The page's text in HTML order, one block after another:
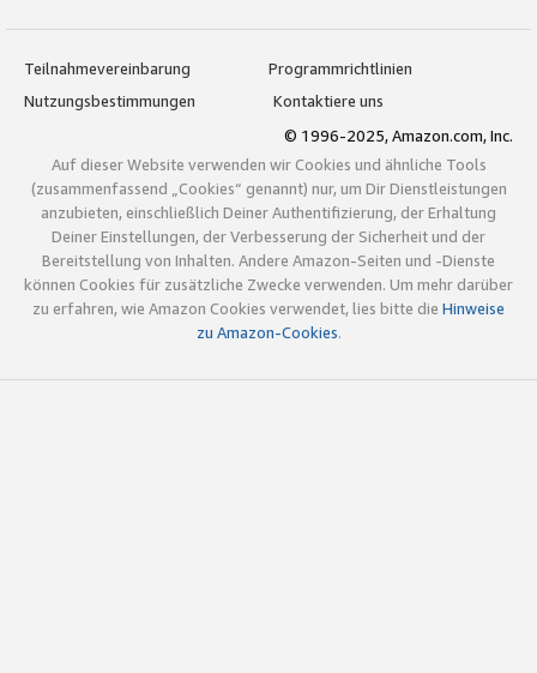
Teilnahmevereinbarung
Programmrichtlinien
Nutzungsbestimmungen
Kontaktiere uns
© 1996-2025, Amazon.com, Inc.
Auf dieser Website verwenden wir Cookies und ähnliche Tools
(zusammenfassend „Cookies“ genannt) nur, um Dir Dienstleistungen
anzubieten, einschließlich Deiner Authentifizierung, der Erhaltung
Deiner Einstellungen, der Verbesserung der Sicherheit und der
Bereitstellung von Inhalten. Andere Amazon-Seiten und -Dienste
können Cookies für zusätzliche Zwecke verwenden. Um mehr darüber
zu erfahren, wie Amazon Cookies verwendet, lies bitte die Hinweise
zu Amazon-Cookies.